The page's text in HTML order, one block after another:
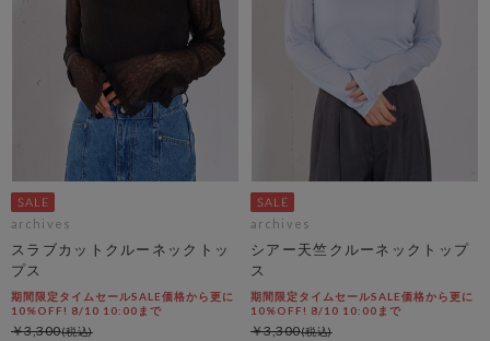
archives
スラブカットクルーネックトッ
プス
期間限定タイムセールSALE価格から更に
10%OFF! 8/10 10:00まで
￥3,300
archives
シアー天竺クルーネックトップ
ス
期間限定タイムセールSALE価格から更に
10%OFF! 8/10 10:00まで
￥3,300